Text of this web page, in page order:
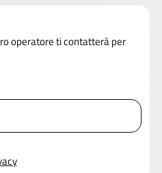
operatore ti contatterà per